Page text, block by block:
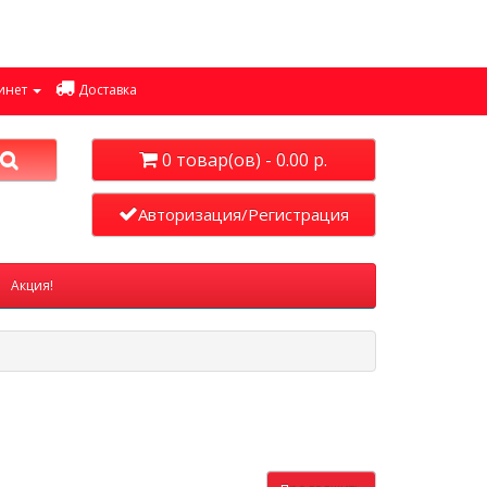
Доставка
0 товар(ов) - 0.00 р.
Авторизация/Регистрация
Акция!